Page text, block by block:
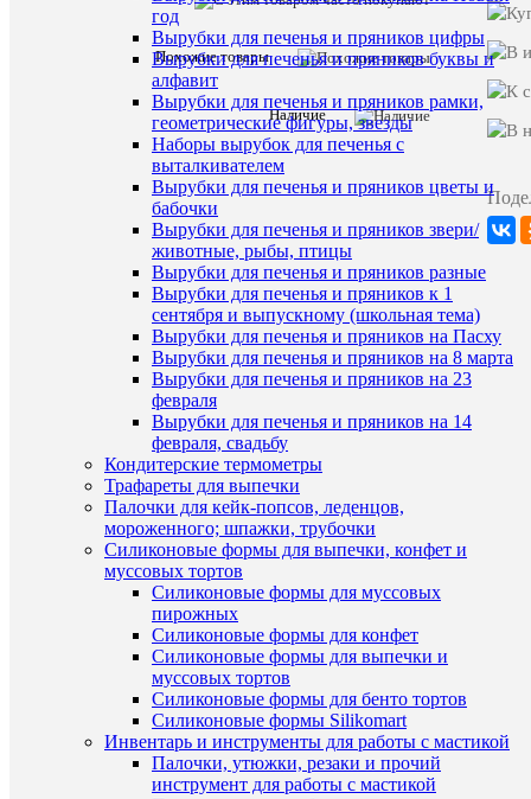
год
Вырубки для печенья и пряников цифры
Вырубки для печенья и пряников буквы и
алфавит
Вырубки для печенья и пряников рамки,
геометрические фигуры, звезды
Наборы вырубок для печенья с
выталкивателем
Вырубки для печенья и пряников цветы и
бабочки
Вырубки для печенья и пряников звери/
животные, рыбы, птицы
Вырубки для печенья и пряников разные
Вырубки для печенья и пряников к 1
сентября и выпускному (школьная тема)
Вырубки для печенья и пряников на Пасху
Вырубки для печенья и пряников на 8 марта
Вырубки для печенья и пряников на 23
февраля
Вырубки для печенья и пряников на 14
февраля, свадьбу
Кондитерские термометры
Трафареты для выпечки
Палочки для кейк-попсов, леденцов,
мороженного; шпажки, трубочки
Силиконовые формы для выпечки, конфет и
муссовых тортов
Силиконовые формы для муссовых
пирожных
Силиконовые формы для конфет
Силиконовые формы для выпечки и
муссовых тортов
Силиконовые формы для бенто тортов
Силиконовые формы Silikomart
Инвентарь и инструменты для работы с мастикой
Палочки, утюжки, резаки и прочий
инструмент для работы с мастикой
Похожие товары
Наличие
Линейка
разметки
торта
Все
Товары
для
дома
годности
Артикул
1131214
Старая
цена